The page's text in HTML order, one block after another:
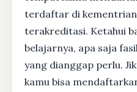
terdaftar di
terakreditasi. Ketahui
belajarnya, apa saja
yang dianggap perlu.
kamu bisa